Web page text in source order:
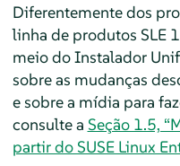
Diferentemente dos
linha de produtos SLE
meio do Instalador
sobre as mudanças
e sobre a mídia para
consulte a Seção 1.5,
partir do SUSE Linux